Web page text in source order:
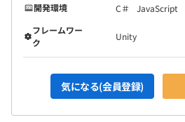
開発環境
C＃
JavaScript
フレームワー
ク
Unity
気になる(会員登録)